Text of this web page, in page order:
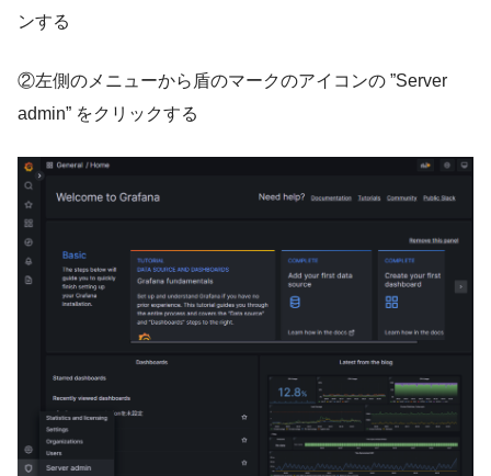
ンする
②左側のメニューから盾のマークのアイコンの ”Server
admin” をクリックする